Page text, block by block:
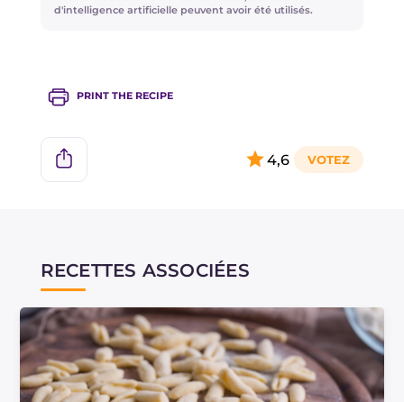
une simple sauce tomate !
Cavatelli de pommes de terre
recette de pâtes aux asperges, poulpe et
burrata !
d'intelligence artificielle peuvent avoir été utilisés.
PRINT THE RECIPE
4,6
RECETTES ASSOCIÉES